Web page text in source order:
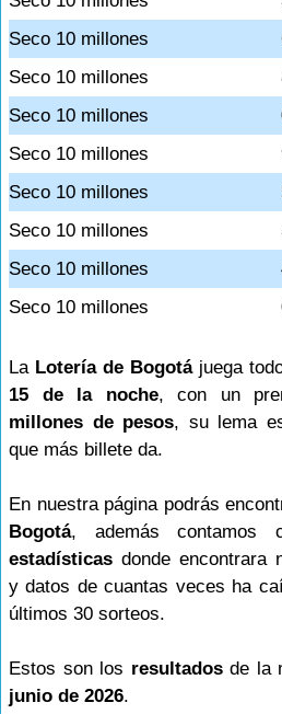
Seco 10 millones
Seco 10 millones
Seco 10 millones
Seco 10 millones
Seco 10 millones
Seco 10 millones
Seco 10 millones
Seco 10 millones
La Lotería de Bogotájuega
15 de la noche, con un
millones de pesos, su lema
que más billete da.
En nuestra página podrás
Bogotá, además contamos
estadísticas donde encontrara
y datos de cuantas veces ha
últimos 30 sorteos.
Estos son los resultadosde la
junio de 2026.